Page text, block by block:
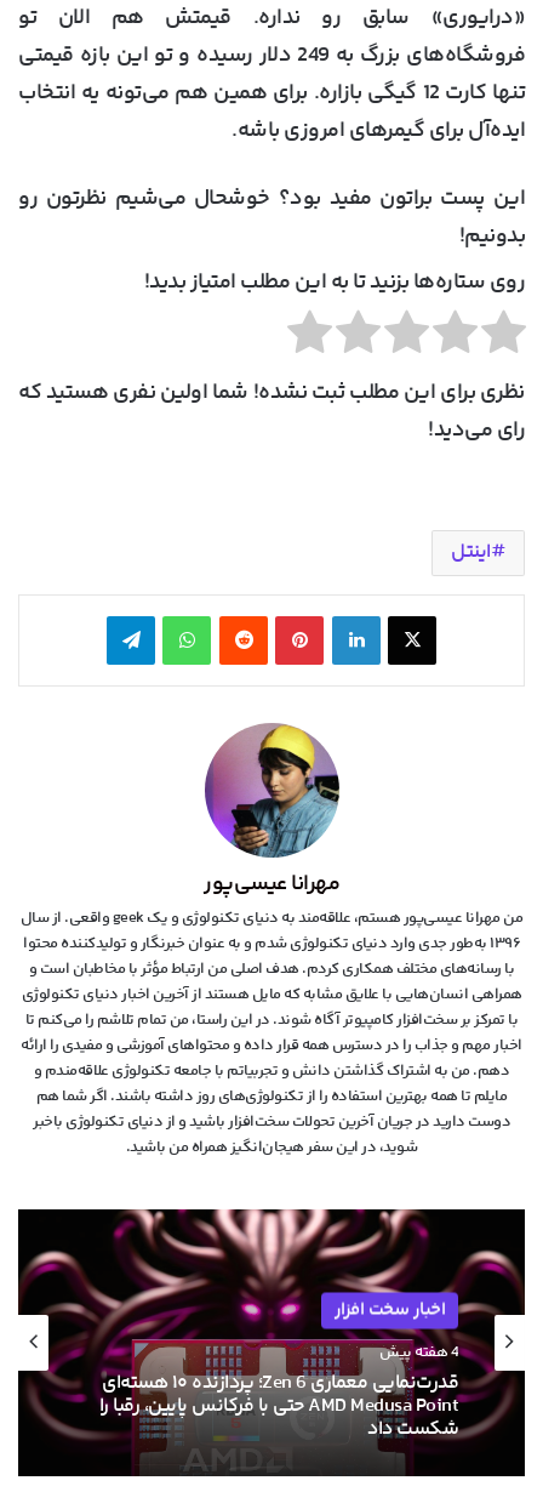
«درایوری» سابق رو نداره. قیمتش هم الان تو
فروشگاه‌های بزرگ به 249 دلار رسیده و تو این بازه قیمتی
تنها کارت 12 گیگی بازاره. برای همین هم می‌تونه یه انتخاب
ایده‌آل برای گیمرهای امروزی باشه.
این پست براتون مفید بود؟ خوشحال می‌شیم نظرتون رو
بدونیم!
روی ستاره‌ها بزنید تا به این مطلب امتیاز بدید!
نظری برای این مطلب ثبت نشده! شما اولین نفری هستید که
رای می‌دید!
اینتل
X لینکدین ‫پین‌ترست‫رددیت واتس آپ تلگرام
مهرانا عیسی‌پور
من مهرانا عیسی‌پور هستم، علاقه‌مند به دنیای تکنولوژی و یک geek واقعی. از سال
۱۳۹۶ به‌طور جدی وارد دنیای تکنولوژی شدم و به عنوان خبرنگار و تولیدکننده محتوا
با رسانه‌های مختلف همکاری کردم. هدف اصلی من ارتباط مؤثر با مخاطبان است و
همراهی انسان‌هایی با علایق مشابه که مایل هستند از آخرین اخبار دنیای تکنولوژی
با تمرکز بر سخت‌افزار کامپیوتر آگاه شوند. در این راستا، من تمام تلاشم را می‌کنم تا
اخبار مهم و جذاب را در دسترس همه قرار داده و محتواهای آموزشی و مفیدی را ارائه
دهم. من به اشتراک گذاشتن دانش و تجربیاتم با جامعه تکنولوژی علاقه‌مندم و
مایلم تا همه بهترین استفاده را از تکنولوژی‌های روز داشته باشند. اگر شما هم
دوست دارید در جریان آخرین تحولات سخت‌افزار باشید و از دنیای تکنولوژی‌ باخبر
شوید، در این سفر هیجان‌انگیز همراه من باشید.
اخبار سخت افزار
4 هفته پیش
قدرت‌نمایی معماری Zen 6؛ پردازنده ۱۰ هسته‌ای
AMD Medusa Point حتی با فرکانس پایین، رقبا را
شکست داد